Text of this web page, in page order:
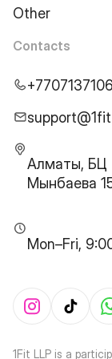
Other
Contacts
Алматы, БЦ
Мынбаева
Mon–Fri,
1Fit LLP is a